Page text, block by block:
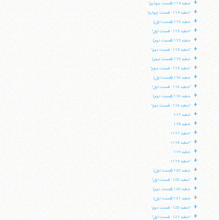
+ خطبه 114 (قسمت چهارم)
+ "خطبه 114 - قسمت چهارم"
+ خطبه 115 (قسمت اول)
+ "خطبه 115 - قسمت اول"
+ خطبه 115 (قسمت دوم)
+ "خطبه 115 - قسمت دوم"
+ خطبه 115 (قسمت سوم)
+ "خطبه 115 - قسمت سوم"
+ خطبه 116 (قسمت اول)
+ "خطبه 116 - قسمت اول"
+ خطبه 116 (قسمت دوم)
+ "خطبه 116 - قسمت دوم"
+ خطبه 117
+ خطبه 118
+ "خطبه 117»
+ "خطبه 118»
+ خطبه 119
+ "خطبه 119»
+ خطبه 120 (قسمت اول)
+ "خطبه 120 - قسمت اول"
+ خطبه 120 (قسمت دوم)
+ خطبه 121 (قسمت اول)
+ "خطبه 120 - قسمت دوم"
+ "خطبه 121 - قسمت اول"